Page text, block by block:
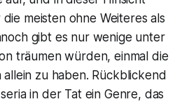
meisten ohne Weiteres als
gibt es nur wenige unter
träumen würden, einmal die
allein zu haben. Rückblickend
in der Tat ein Genre, das